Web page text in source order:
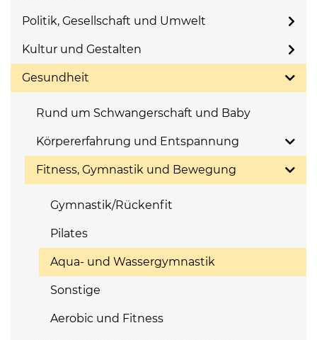
Politik, Gesellschaft und Umwelt
Kultur und Gestalten
Gesundheit
Rund um Schwangerschaft und Baby
Körpererfahrung und Entspannung
Fitness, Gymnastik und Bewegung
Gymnastik/Rückenfit
Pilates
Aqua- und Wassergymnastik
Sonstige
Aerobic und Fitness